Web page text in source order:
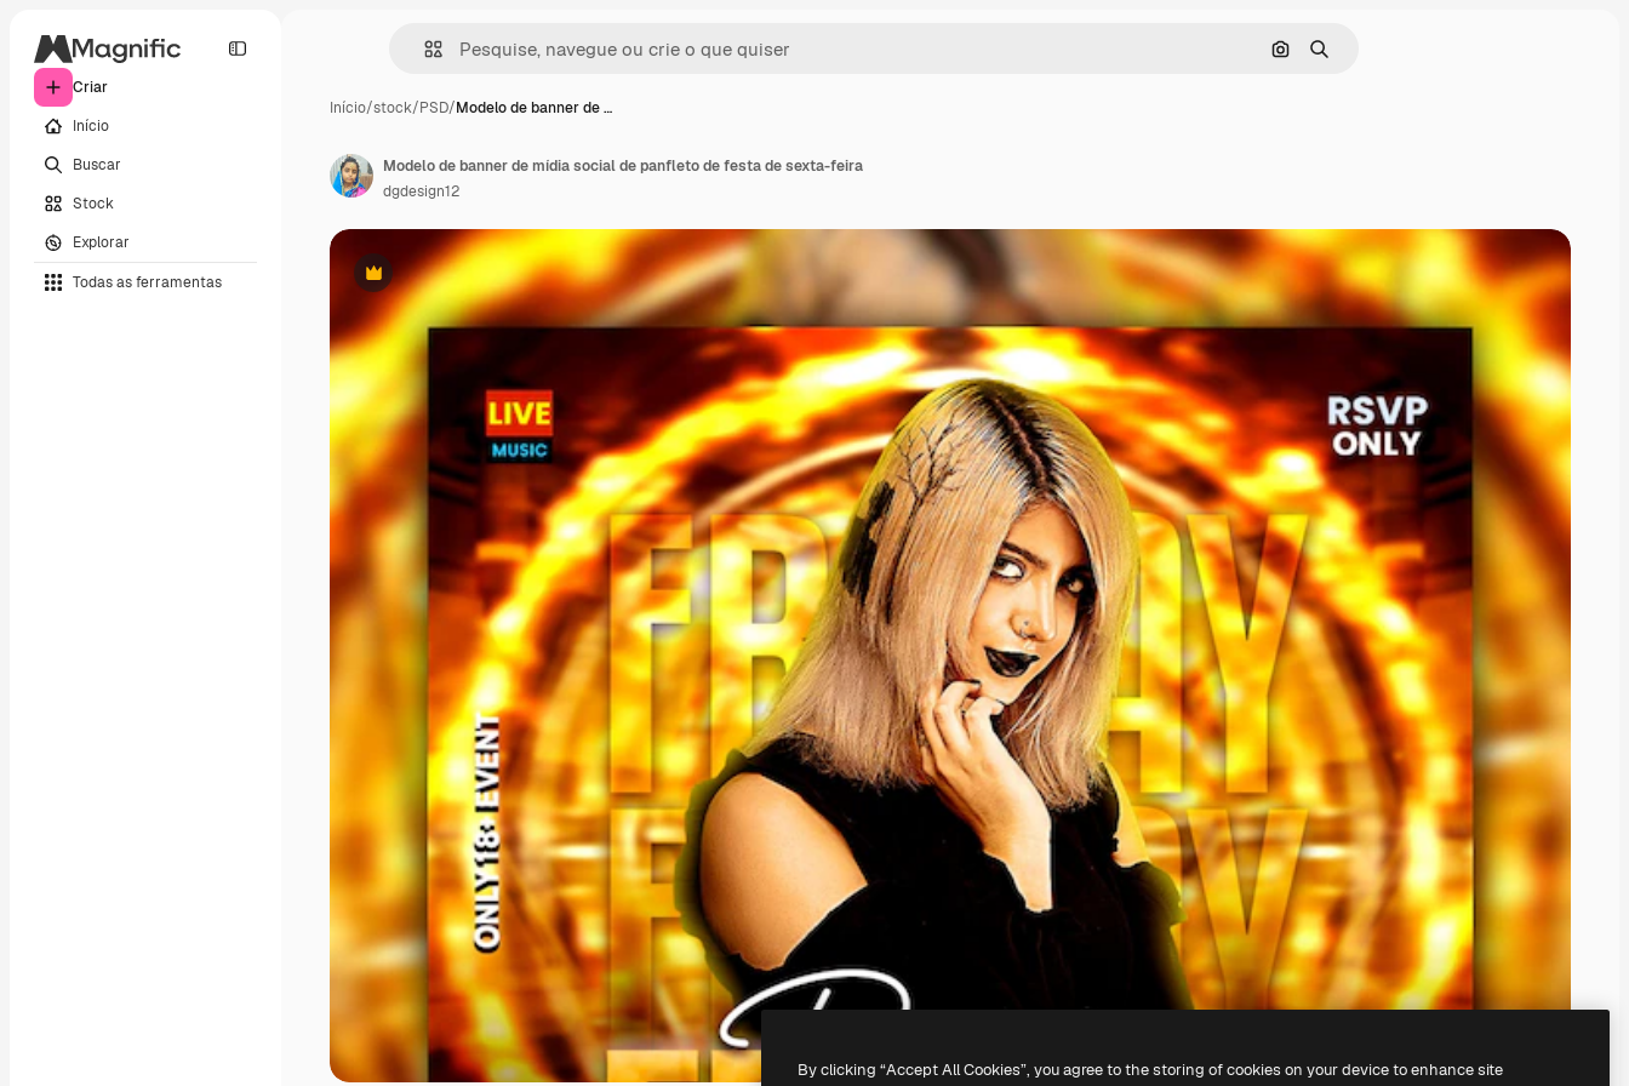
Criar
Início
Buscar
Stock
Explorar
Todas as ferramentas
Pesquisar por imagem
Buscar
Início/stock/PSD/Modelo de banner de …
Premium
Modelo de banner de mídia social de panfleto de festa de sexta-feira
dgdesign12
By clicking “Accept All Cookies”, you agree to the storing of cookies on your device to enhance site